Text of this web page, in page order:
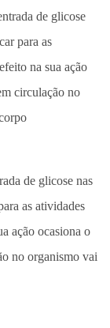
de glicose nas
as atividades
ação ocasiona o
no organismo vai